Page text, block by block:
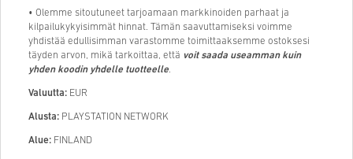
• Olemme sitoutuneet tarjoamaan markkinoiden parhaat ja
kilpailukykyisimmät hinnat. Tämän saavuttamiseksi voimme
yhdistää edullisimman varastomme toimittaaksemme ostoksesi
täyden arvon, mikä tarkoittaa, että voit saada useamman kuin
yhden koodin yhdelle tuotteelle.
Valuutta: EUR
Alusta: PLAYSTATION NETWORK
Alue: FINLAND